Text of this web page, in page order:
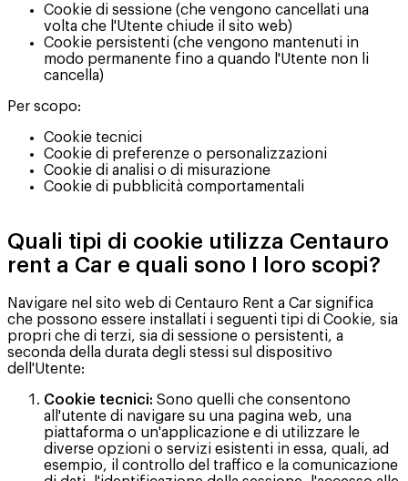
Cookie di sessione (che vengono cancellati una
volta che l'Utente chiude il sito web)
Cookie persistenti (che vengono mantenuti in
modo permanente fino a quando l'Utente non li
cancella)
Per scopo:
Cookie tecnici
Cookie di preferenze o personalizzazioni
Cookie di analisi o di misurazione
Cookie di pubblicità comportamentali
Quali tipi di cookie utilizza Centauro
rent a Car e quali sono I loro scopi?
Navigare nel sito web di Centauro Rent a Car significa
che possono essere installati i seguenti tipi di Cookie, sia
propri che di terzi, sia di sessione o persistenti, a
seconda della durata degli stessi sul dispositivo
dell'Utente:
Cookie tecnici: Sono quelli che consentono
all'utente di navigare su una pagina web, una
piattaforma o un'applicazione e di utilizzare le
diverse opzioni o servizi esistenti in essa, quali, ad
esempio, il controllo del traffico e la comunicazione